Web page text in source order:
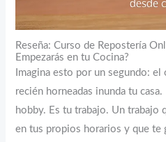
Reseña: Curso de Repostería
Empezarás en tu Cocina?
Imagina esto por un segundo:
recién horneadas inunda tu
hobby. Es tu trabajo. Un trabajo
en tus propios horarios y que te